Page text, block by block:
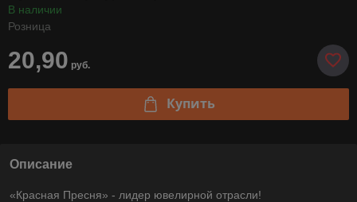
В наличии
Розница
20,90 руб.
Купить
Описание
«Красная Пресня» - лидер ювелирной отрасли!